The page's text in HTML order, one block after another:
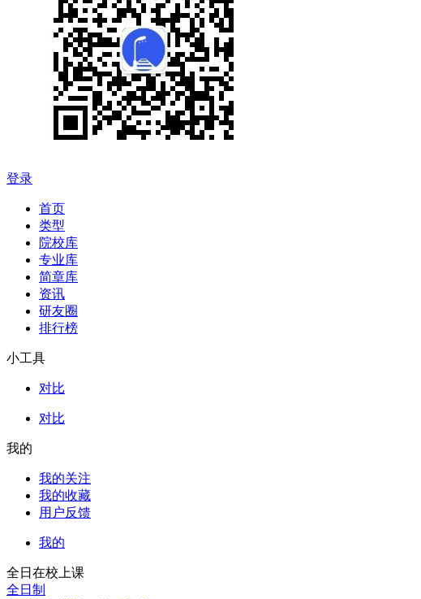
登录
首页
类型
院校库
专业库
简章库
资讯
研友圈
排行榜
小工具
对比
对比
我的
我的关注
我的收藏
用户反馈
我的
全日在校上课
全日制